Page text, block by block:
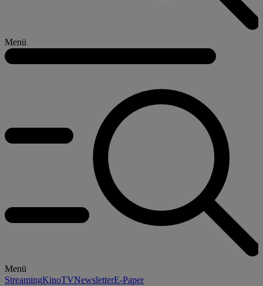
Menü
Menü
StreamingKinoTVNewsletterE-Paper